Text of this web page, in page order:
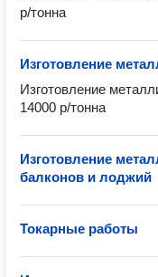
р/тонна
Изготовление
Изготовление
14000 р/тонна
Изготовление
балконов и лоджий
Токарные работы